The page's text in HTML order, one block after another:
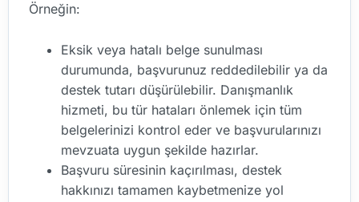
Örneğin:
Eksik veya hatalı belge sunulması
durumunda, başvurunuz reddedilebilir ya da
destek tutarı düşürülebilir. Danışmanlık
hizmeti, bu tür hataları önlemek için tüm
belgelerinizi kontrol eder ve başvurularınızı
mevzuata uygun şekilde hazırlar.
Başvuru süresinin kaçırılması, destek
hakkınızı tamamen kaybetmenize yol